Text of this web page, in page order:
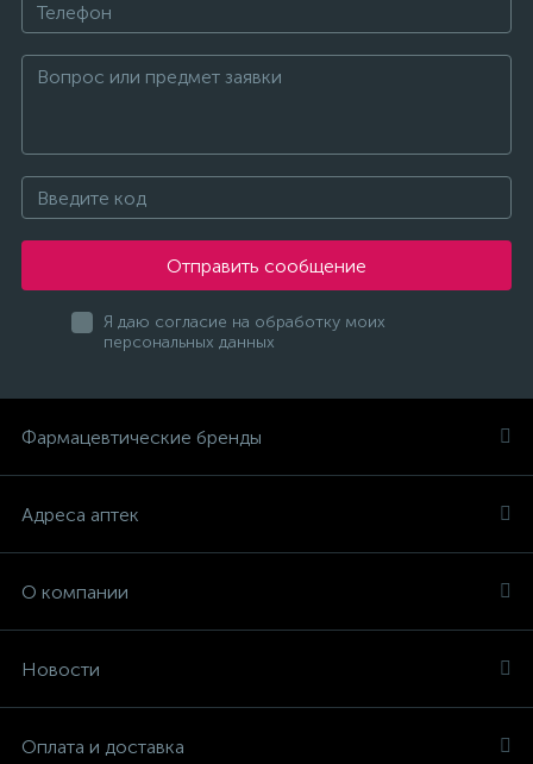
Отправить сообщение
Я даю согласие на обработку моих
персональных данных
Фармацевтические бренды
Адреса аптек
О компании
Новости
Оплата и доставка